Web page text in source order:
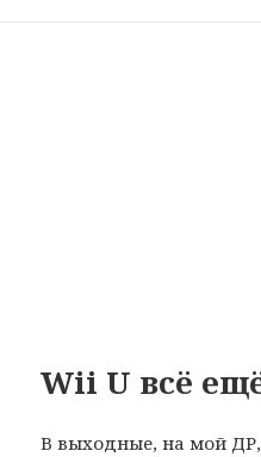
Wii U всё
В выходные, на мой